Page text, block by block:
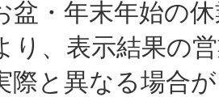
・年末年始の
り、表示結果の
と異なる場合が